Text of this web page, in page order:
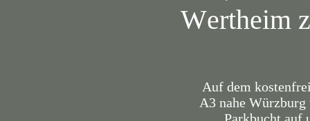
Wertheim
Auf dem
A3 nahe Würzburg